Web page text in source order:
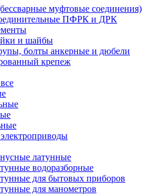
муфтовые соединения)
ПФРК и ДРК
и шайбы
болты анкерные и дюбели
крепеж
латунные
водоразборные
для бытовых приборов
для манометров